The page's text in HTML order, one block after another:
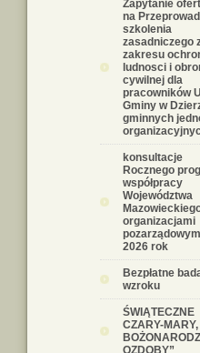
Zapytanie
na
szkolenia
zasadniczego
zakresu
ludnosci i
cywilnej dla
pracowników
Gminy w
gminnych
konsultacje
Rocznego
współpracy
Województwa
organizacjami
2026 rok
Bezpłatne
wzroku
ŚWIĄTECZNE
CZARY-MARY,
OZDOBY”